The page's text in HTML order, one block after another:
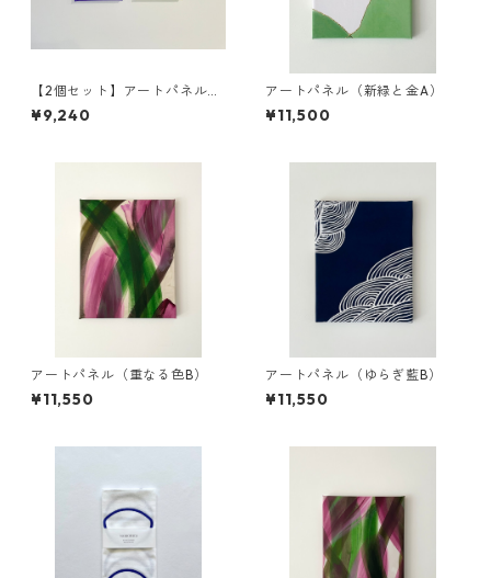
【2個セット】アートパネル
小（ひなまつり）
¥9,240
アートパネル（新緑と金A）
¥11,500
アートパネル（重なる色B）
¥11,550
アートパネル（ゆらぎ藍B）
¥11,550